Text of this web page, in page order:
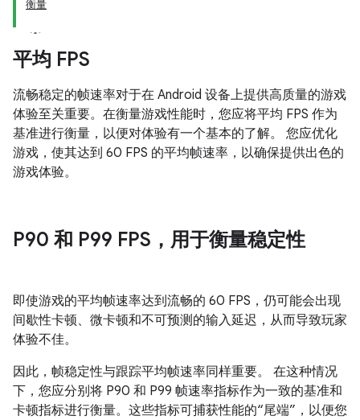
衡量
平均 FPS
流畅稳定的帧速率对于在 Android 设备上提供高质量的游戏
体验至关重要。在衡量游戏性能时，您应将平均 FPS 作为
基准进行衡量，以便对体验有一个基本的了解。 您应优化
游戏，使其达到 60 FPS 的平均帧速率，以确保提供出色的
游戏体验。
P90 和 P99 FPS，用于衡量稳定性
即使游戏的平均帧速率达到流畅的 60 FPS，仍可能会出现
间歇性卡顿、微卡顿和不可预测的输入延迟，从而导致玩家
体验不佳。
因此，帧稳定性与跟踪平均帧速率同样重要。 在这种情况
下，您应分别将 P90 和 P99 帧速率指标作为一致的基准和
卡顿指标进行衡量。这些指标可捕获性能的“尾端”，以便您